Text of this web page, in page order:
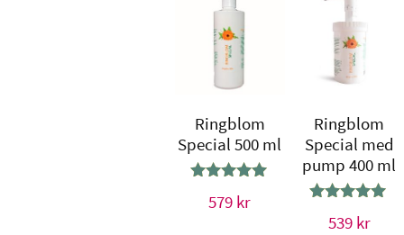
Ringblom
Special 500 ml
5.00
579 kr
Ringblom
Special med
pump 400 ml
5.00
539 kr